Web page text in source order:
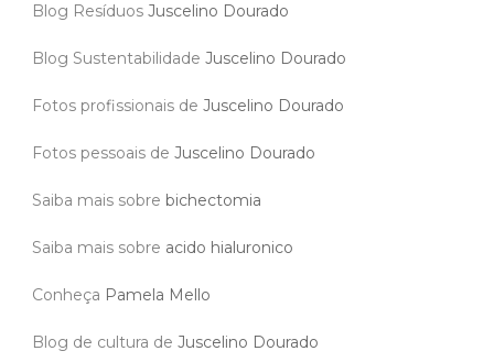
Blog Resíduos Juscelino Dourado
Blog Sustentabilidade Juscelino Dourado
Fotos profissionais de Juscelino Dourado
Fotos pessoais de Juscelino Dourado
Saiba mais sobre bichectomia
Saiba mais sobre acido hialuronico
Conheça Pamela Mello
Blog de cultura de Juscelino Dourado